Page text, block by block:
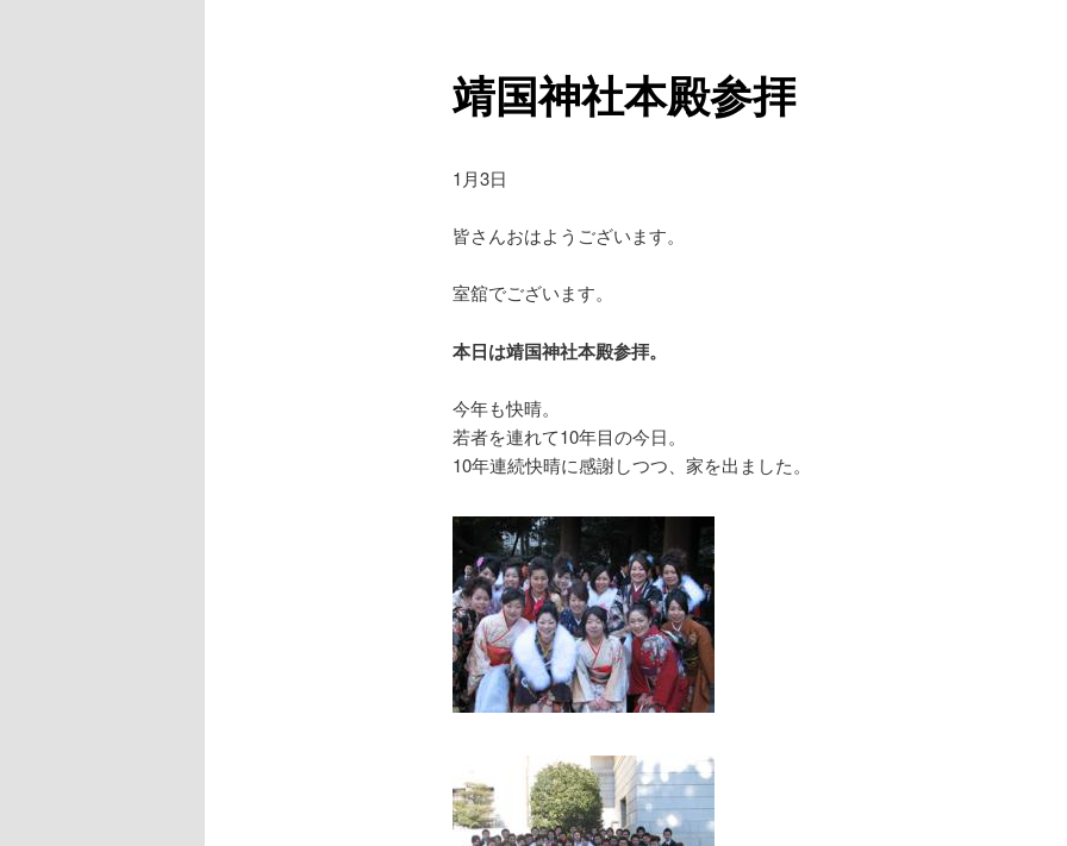
靖国神社本殿参拝
1月3日
皆さんおはようございます。
室舘でございます。
本日は靖国神社本殿参拝。
今年も快晴。
若者を連れて10年目の今日。
10年連続快晴に感謝しつつ、家を出ました。